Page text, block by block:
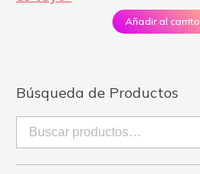
Añadir al carrito
Búsqueda de Productos